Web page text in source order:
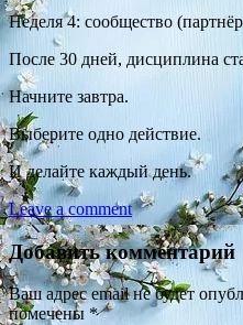
Неделя 4: сообщество
После 30 дней, дисциплина
Начните завтра.
Выберите одно действие.
И делайте каждый день.
Leave a comment
Добавить комментарий
Ваш адрес email не будет
помечены *